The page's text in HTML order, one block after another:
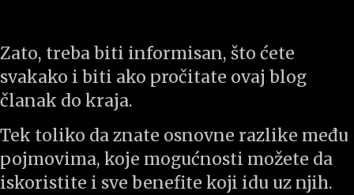
Zato, treba biti informisan, što ćete
svakako i biti ako pročitate ovaj blog
članak do kraja.
Tek toliko da znate osnovne razlike među
pojmovima, koje mogućnosti možete da
iskoristite i sve benefite koji idu uz njih.